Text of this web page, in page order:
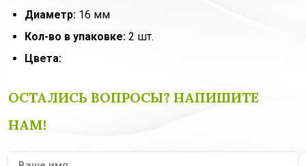
Диаметр: 16 мм
Кол-во в упаковке: 2 шт.
Цвета:
ОСТАЛИСЬ ВОПРОСЫ? НАПИШИТЕ
НАМ!